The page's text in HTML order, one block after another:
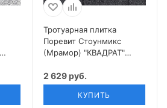
Тротуарная плитка
Поревит Стоунмикс
(Мрамор) "КВАДРАТ"
2 629 руб.
КУПИТЬ